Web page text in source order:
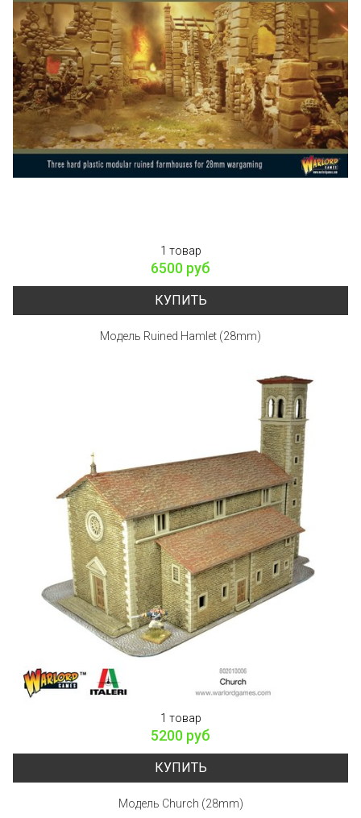
1 товар
6500 руб
КУПИТЬ
Модель Ruined Hamlet (28mm)
1 товар
5200 руб
КУПИТЬ
Модель Church (28mm)